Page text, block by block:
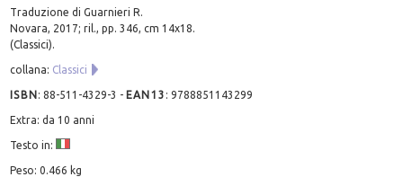
Traduzione di Guarnieri R.
Novara, 2017; ril., pp. 346, cm 14x18.
(Classici).
collana: Classici
ISBN:88-511-4329-3 - EAN13 :9788851143299
Extra: da 10 anni
Testo in:
Peso: 0.466 kg